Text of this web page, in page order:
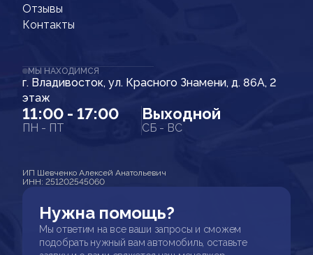
Отзывы
Контакты
МЫ НАХОДИМСЯ
г. Владивосток, ул. Красного Знамени, д. 86А, 2
этаж
11:00 - 17:00
ПН - ПТ
Выходной
СБ - ВС
ИП Шевченко Алексей Анатольевич
ИНН: 251202545060
Нужна помощь?
Мы ответим на все ваши запросы и сможем
подобрать нужный вам автомобиль, оставьте